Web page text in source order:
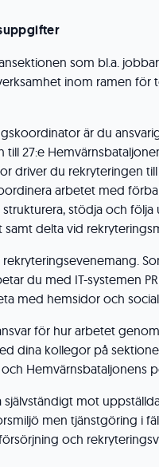
som bl.a.
inom ramen för
är du
27:e
driver du rekryteringen
arbetet med
strukturera, stödja och
samt delta vid
du med IT-systemen
med hemsidor och
för hur arbetet
dina kollegor på
Hemvärnsbataljonens
självständigt mot
men tjänstgöring i
och